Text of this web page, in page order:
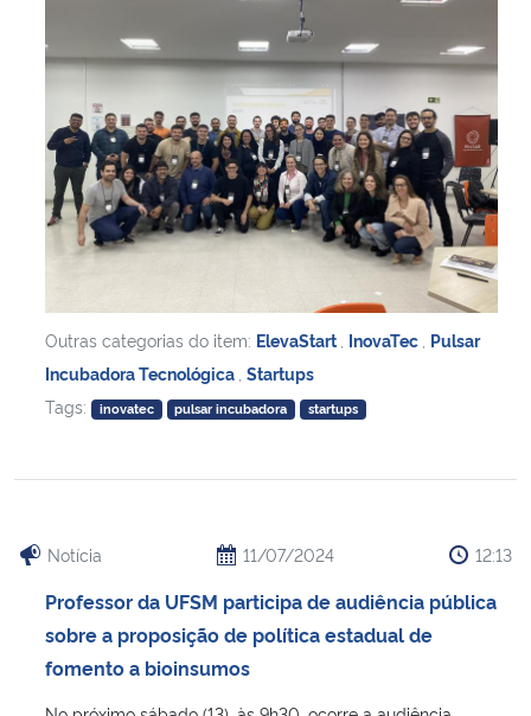
Outras categorias do item: ElevaStart InovaTec Pulsar
Incubadora Tecnológica Startups
Tags:
inovatec pulsar incubadora startups
Notícia 11/07/2024 12:13
Professor da UFSM participa de audiência pública
sobre a proposição de política estadual de
fomento a bioinsumos